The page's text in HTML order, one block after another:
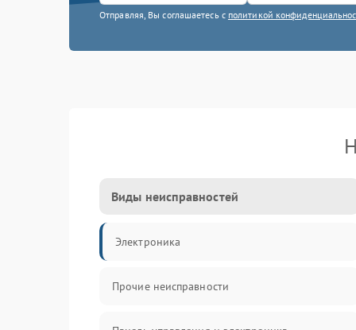
Отправляя, Вы соглашаетесь с политикой
Виды неисправностей
Электроника
Прочие неисправности